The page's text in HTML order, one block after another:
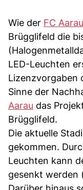
Wie der FC Aarau
Brügglifeld die
LED-Leuchten
Lizenzvorgaben
Sinne der
Aarau das
Brügglifeld.
Die aktuelle
gekommen.
Leuchten kann
gesenkt werden